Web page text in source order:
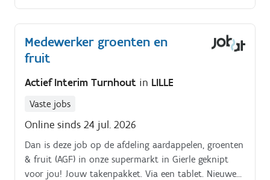
Medewerker groenten en
fruit
Actief Interim Turnhout in LILLE
Vaste jobs
Online sinds 24 jul. 2026
Dan is deze job op de afdeling aardappelen, groenten
& fruit (AGF) in onze supermarkt in Gierle geknipt
voor jou! Jouw takenpakket. Via een tablet. Nieuwe